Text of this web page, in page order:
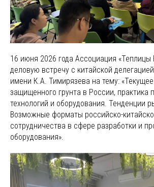
16 июня 2026 года Ассоциация «Теплицы
деловую встречу с китайской
имени К.А. Тимирязева на тему:
защищенного грунта в России, практика
технологий и оборудования. Тенденции
Возможные форматы российско-
сотрудничества в сфере разработки и
оборудования».